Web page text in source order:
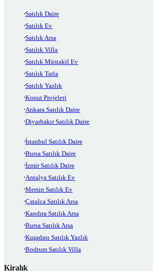
Satılık Daire
Satılık Ev
Satılık Arsa
Satılık Villa
Satılık Müstakil Ev
Satılık Tarla
Satılık Yazlık
Konut Projeleri
Ankara Satılık Daire
Diyarbakır Satılık Daire
İstanbul Satılık Daire
Bursa Satılık Daire
İzmir Satılık Daire
Antalya Satılık Ev
Mersin Satılık Ev
Çatalca Satılık Arsa
Kandıra Satılık Arsa
Bursa Satılık Arsa
Kuşadası Satılık Yazlık
Bodrum Satılık Villa
Kiralık